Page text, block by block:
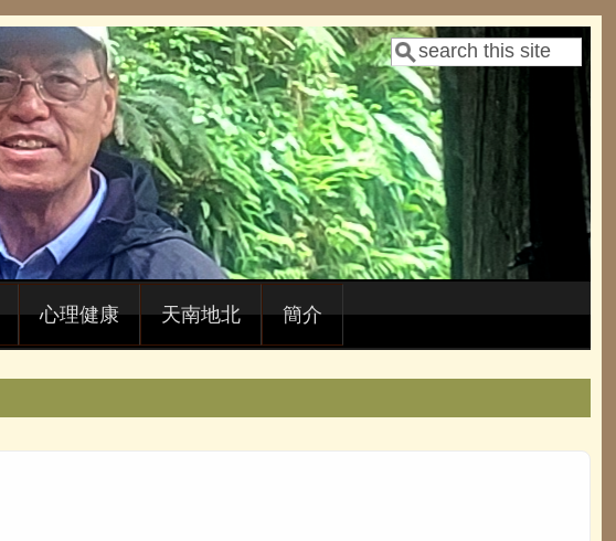
Search form
Search
心理健康 天南地北 簡介